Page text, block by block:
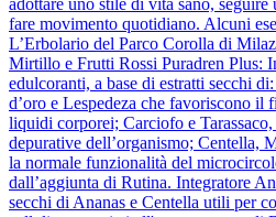
fare movimento quotidiano. Alcuni
L’Erbolario del Parco Corolla di
Mirtillo e Frutti Rossi Puradren Plus:
edulcoranti, a base di estratti secchi
d’oro e Lespedeza che favoriscono il
liquidi corporei; Carciofo e
depurative dell’organismo; Centella,
la normale funzionalità del
dall’aggiunta di Rutina. Integratore
secchi di Ananas e Centella utili per